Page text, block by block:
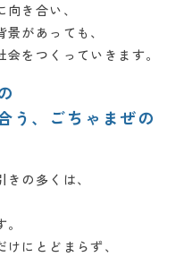
き合い、
景があっても、
会を つくっていきます。
う、ごちゃまぜの
きの多くは、
にとどまらず、